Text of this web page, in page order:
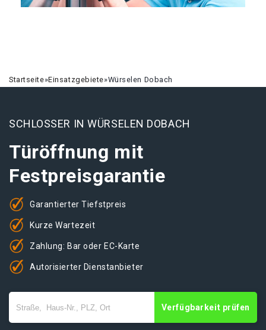
Startseite»Einsatzgebiete»Würselen Dobach
SCHLOSSER IN WÜRSELEN DOBACH
Türöffnung mit
Festpreisgarantie
Garantierter Tiefstpreis
Kurze Wartezeit
Zahlung: Bar oder EC-Karte
Autorisierter Dienstanbieter
Verfügbarkeit prüfen